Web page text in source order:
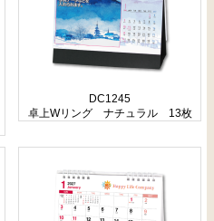
DC1245
卓上Wリング ナチュラル 13枚